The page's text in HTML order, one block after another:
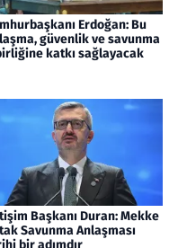
Erdoğan: Bu
güvenlik ve savunma
katkı sağlayacak
Başkanı Duran: Mekke
Savunma Anlaşması